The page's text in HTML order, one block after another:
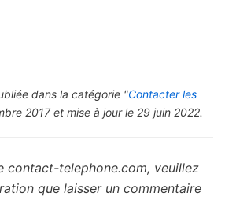
dans la catégorie "Contacter les
2017 et mise à jour le 29 juin 2022.
contact-telephone.com, veuillez
que laisser un commentaire